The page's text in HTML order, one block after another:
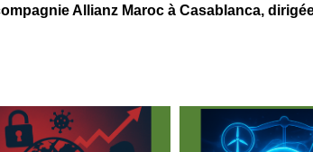
Allianz Maroc à Casablanca,